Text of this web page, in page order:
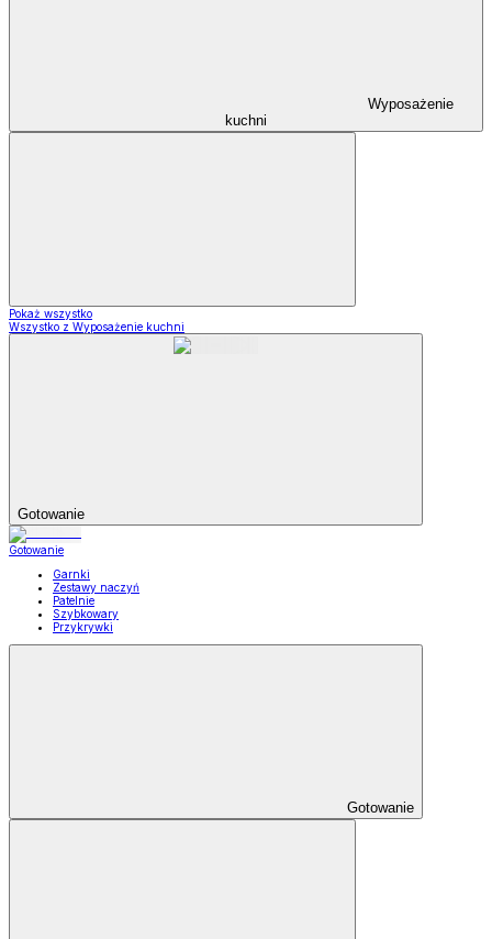
Wyposażenie
kuchni
Pokaż wszystko
Wszystko z Wyposażenie kuchni
Gotowanie
Gotowanie
Garnki
Zestawy naczyń
Patelnie
Szybkowary
Przykrywki
Gotowanie